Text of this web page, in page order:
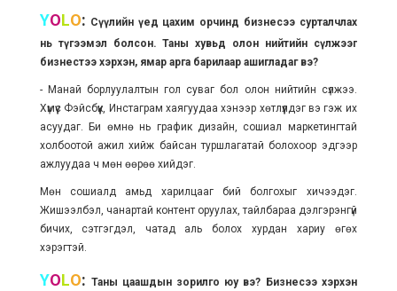
YOLO: Сүүлийн үед цахим орчинд бизнесээ сурталчлах
нь түгээмэл болсон. Таны хувьд олон нийтийн сүлжээг
бизнестээ хэрхэн, ямар арга барилаар ашигладаг вэ?
- Манай борлуулалтын гол суваг бол олон нийтийн сүлжээ.
Хүмүүс Фэйсбүүк, Инстаграм хаягуудаа хэнээр хөтлүүлдэг вэ гэж их
асуудаг. Би өмнө нь график дизайн, сошиал маркетингтай
холбоотой ажил хийж байсан туршлагатай болохоор эдгээр
ажлуудаа ч мөн өөрөө хийдэг.
Мөн сошиалд амьд харилцааг бий болгохыг хичээдэг.
Жишээлбэл, чанартай контент оруулах, тайлбараа дэлгэрэнгүй
бичих, сэтгэгдэл, чатад аль болох хурдан хариу өгөх
хэрэгтэй.
YOLO: Таны цаашдын зорилго юу вэ? Бизнесээ хэрхэн